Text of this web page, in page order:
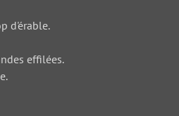
d'érable.
effilées.